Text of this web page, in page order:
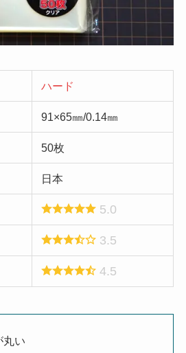
ハード
91×65㎜/0.14㎜
50枚
日本
5.0
3.5
4.5
丸い